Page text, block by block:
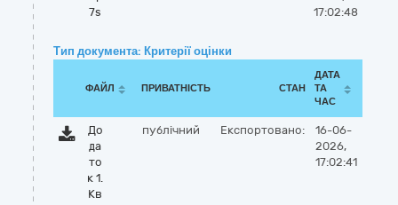
7s
17:02:48
Тип документа: Критерії оцінки
ФАЙЛ ПРИВАТНІСТЬ СТАН
ДАТА
ТА
ЧАС
До
да
то
к 1.
Кв
публічний Експортовано:
16-06-
2026,
17:02:41